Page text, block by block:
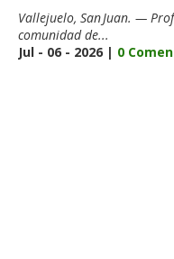
Vallejuelo, San Juan. —
comunidad de...
Jul - 06 - 2026 | 0